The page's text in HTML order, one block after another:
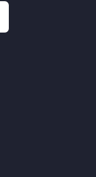
in a new